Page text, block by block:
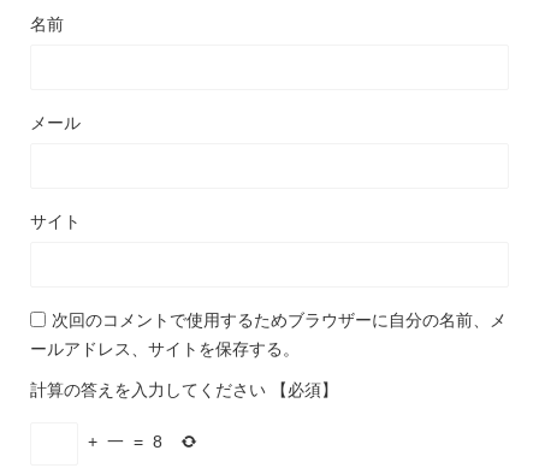
名前
メール
サイト
次回のコメントで使用するためブラウザーに自分の名前、メ
ールアドレス、サイトを保存する。
計算の答えを入力してください 【必須】
+ 一 = 8